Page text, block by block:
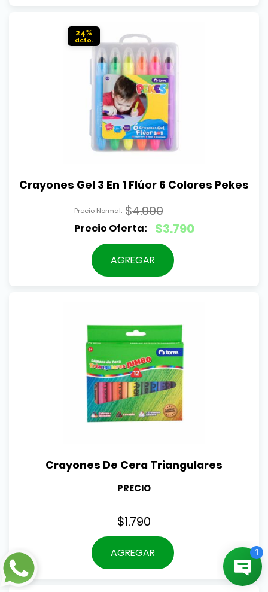
24%
Crayones Gel 3 En 1 Flúor 6 Colores Pekes
$4.990
El
precio
original
$3.790
El
precio
actual
AGREGAR
Crayones De Cera Triangulares
PRECIO
$1.790
AGREGAR